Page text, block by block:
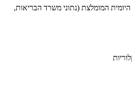
המומלצת (נתוני משרד הבריאות,